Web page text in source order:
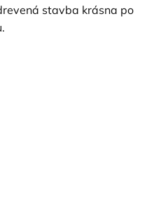
stavba krásna po